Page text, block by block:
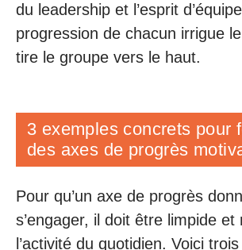
du leadership et l’esprit
progression de chacun irrigue
tire le groupe vers le haut.
3 exemples concrets pour
des axes de progrès
Pour qu’un axe de progrès
s’engager, il doit être limpide et
l’activité du quotidien. Voici